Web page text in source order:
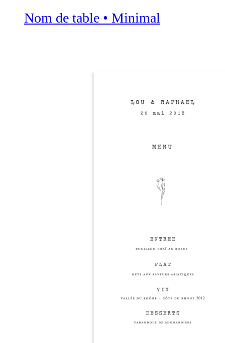
Nom de table • Minimal